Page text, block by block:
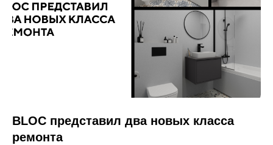
BLOC представил два новых класса
ремонта